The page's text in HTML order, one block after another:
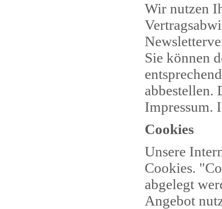
Wir nutzen
Sie können
abbestellen.
Impressum.
Cookies
Unsere
Cookies.
abgelegt
Angebot